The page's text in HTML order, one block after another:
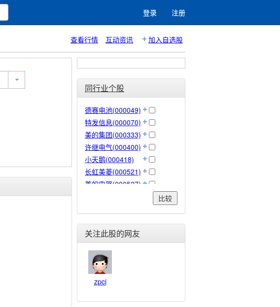
登录 注册
查看行情 互动资讯 加入自选股
同行业个股
德赛电池(000049)
特发信息(000070)
美的集团(000333)
许继电气(000400)
小天鹅(000418)
长虹美菱(000521)
美的电器(000527)
合金投资(000633)
格力电器(000651)
东方电子(000682)
金宇车城(000803)
银河生物(000806)
比较
关注此股的网友
zpci